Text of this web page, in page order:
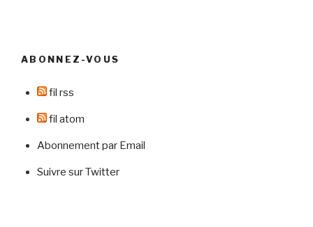
ABONNEZ-VOUS
fil rss
fil atom
Abonnement par Email
Suivre sur Twitter